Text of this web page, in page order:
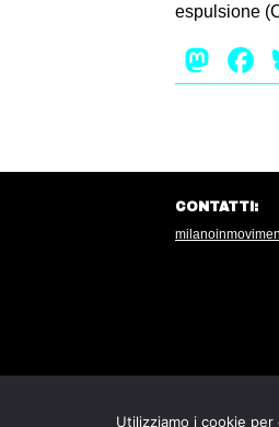
espulsione
CONTATTI:
Utilizziamo i cookie